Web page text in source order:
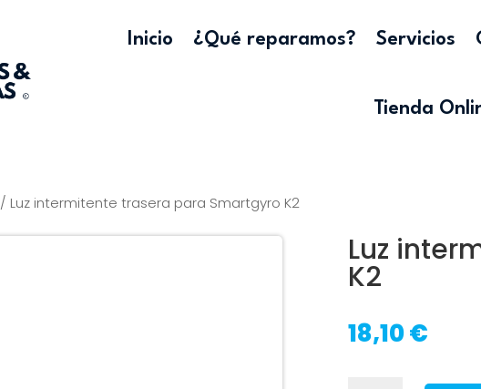
Inicio ¿Qué reparamos? Servicios
Tienda
/ Luz intermitente trasera para Smartgyro K2
Luz
K2
18,10€